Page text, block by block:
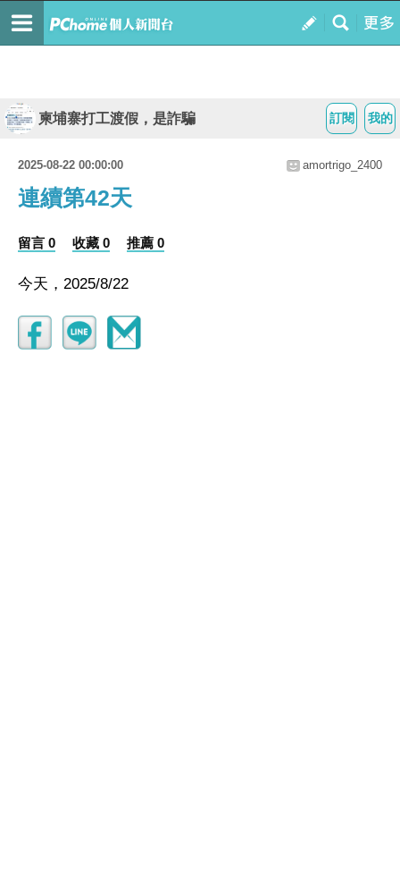
我的
訂閱
柬埔寨打工渡假，是詐騙
2025-08-22 00:00:00 amortrigo_2400
連續第42天
留言 0 收藏 0 推薦 0
今天，2025/8/22